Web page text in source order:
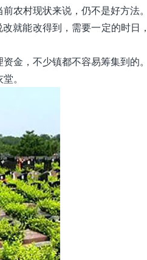
农村现状来说，仍不是好方法。
就能改得到，需要一定的时日
金，不少镇都不容易筹集到的。
。